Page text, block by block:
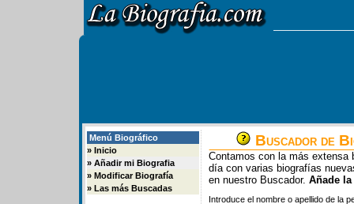
Menú Biográfico
» Inicio
» Añadir mi Biografia
» Modificar Biografía
» Las más Buscadas
Buscador de
Contamos con la más extensa
día con varias biografías
en nuestro Buscador. Añade
Introduce el nombre o apellido de la